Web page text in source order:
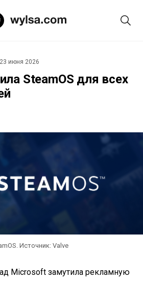
23 июня 2026
SteamOS для всех
Источник: Valve
Microsoft замутила рекламную